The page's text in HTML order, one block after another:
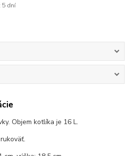
5 dní
Objem kotlíka je 16 L.